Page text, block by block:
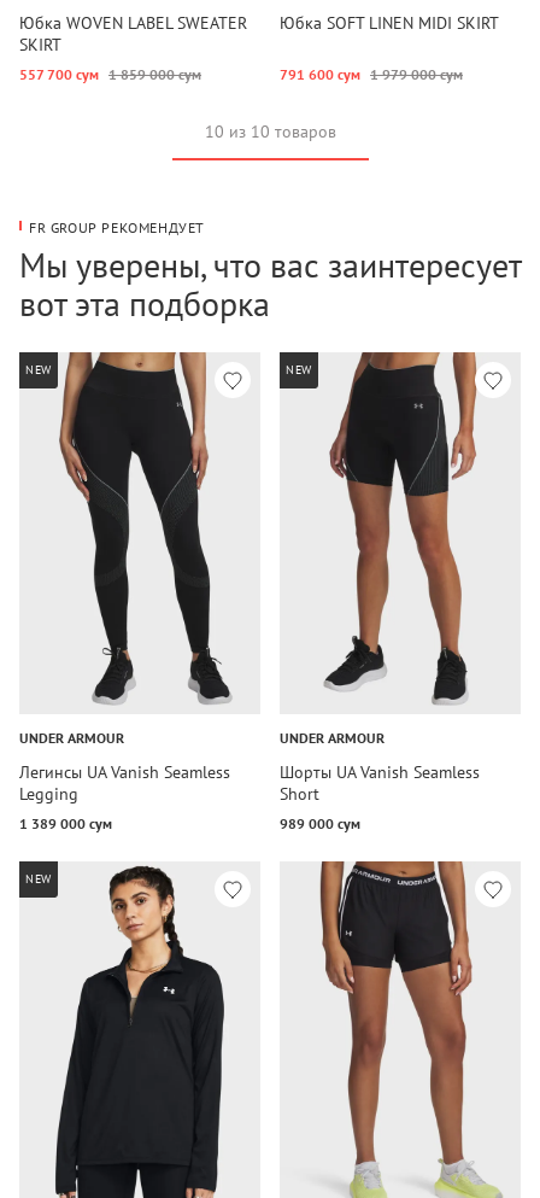
Юбка WOVEN LABEL SWEATER
SKIRT
557 700 сум 1 859 000 сум
Юбка SOFT LINEN MIDI SKIRT
791 600 сум 1 979 000 сум
10 из 10 товаров
FR GROUP РЕКОМЕНДУЕТ
Мы уверены, что вас заинтересует
вот эта подборка
NEW
UNDER ARMOUR
Легинсы UA Vanish Seamless
Legging
1 389 000 сум
NEW
UNDER ARMOUR
Шорты UA Vanish Seamless
Short
989 000 сум
NEW